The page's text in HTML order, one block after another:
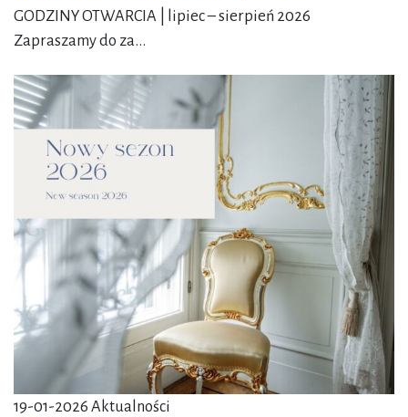
GODZINY OTWARCIA | lipiec – sierpień 2026
Zapraszamy do za...
19-01-2026 Aktualności